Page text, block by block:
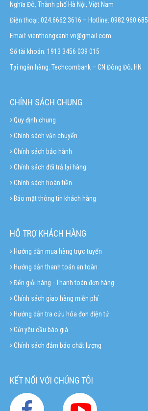
Nghĩa Đô, Thành phố Hà Nội, Việt Nam
Điện thoại: 024.6662 3616 – Hotline: 0982 960 685
Email: vienthongxanh.vn@gmail.com
Số tài khoản: 1913 3456 039 015
Tại ngân hàng: Techcombank – CN Đông Đô, HN
CHÍNH SÁCH CHUNG
Quy định chung
Chính sách vận chuyển
Chính sách bảo hành
Chính sách đổi trả lại hàng
Chính sách hoàn tiền
Bảo mật thông tin khách hàng
HỖ TRỢ KHÁCH HÀNG
Hướng dẫn mua hàng trực tuyến
Hướng dẫn thanh toán an toàn
Đến giỏi hàng - Thanh toán đơn hàng
Chính sách giao hàng miễn phí
Hướng dẫn tra cứu hóa đơn điện tử
Gửi yêu cầu báo giá
Chính sách đảm bảo chất lượng
KẾT NỐI VỚI CHÚNG TÔI